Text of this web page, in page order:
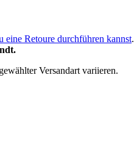
eine Retoure durchführen kannst.
Versandart variieren.